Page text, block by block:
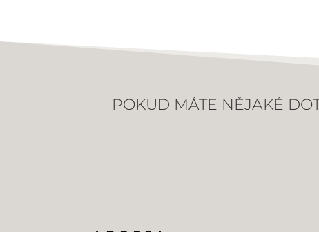
POKUD MÁTE NĚJAKÉ